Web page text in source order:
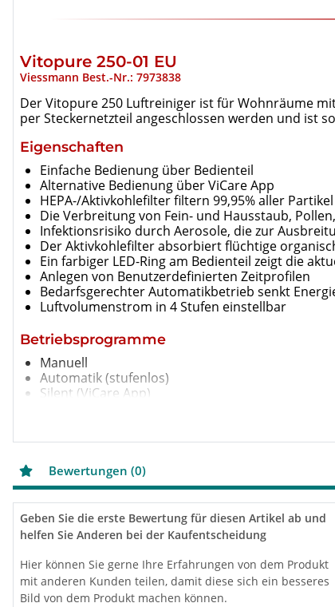
Vitopure 250-01 EU
Viessmann Best.-Nr.: 7973838
Der Vitopure 250 Luftreiniger ist für Wohnräume
per Steckernetzteil angeschlossen werden und ist
Eigenschaften
Einfache Bedienung über Bedienteil
Alternative Bedienung über ViCare App
HEPA-/Aktivkohlefilter filtern 99,95% aller
Die Verbreitung von Fein- und Hausstaub,
Infektionsrisiko durch Aerosole, die zur
Der Aktivkohlefilter absorbiert flüchtige
Ein farbiger LED-Ring am Bedienteil zeigt die
Anlegen von Benutzerdefinierten Zeitprofilen
Bedarfsgerechter Automatikbetrieb senkt
Luftvolumenstrom in 4 Stufen einstellbar
Betriebsprogramme
Manuell
Automatik (stufenlos)
Silent (ViCare App)
Technische Daten (Luftreiniger)
Vitopure Einheit 250-01/02 EU
Viessmann Best.-Nr.: (weiß)
7973838 7973843
Viessmann Best.-Nr.: (schwarz)
7973839 7973844
Grunddaten
Bewertungen (0)
Geben Sie die erste Bewertung für diesen Artikel ab und
helfen Sie Anderen bei der Kaufentscheidung
Hier können Sie gerne Ihre Erfahrungen von dem Produkt
mit anderen Kunden teilen, damit diese sich ein besseres
Bild von dem Produkt machen können.